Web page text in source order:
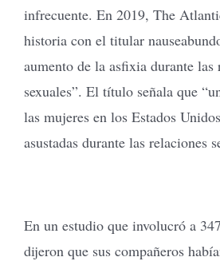
infrecuente. En 2019, The
historia con el titular
aumento de la asfixia durante las
sexuales”. El título señala que
las mujeres en los Estados
asustadas durante las relaciones
En un estudio que involucró a
dijeron que sus compañeros